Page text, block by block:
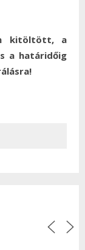
kitöltött, a
a határidőig